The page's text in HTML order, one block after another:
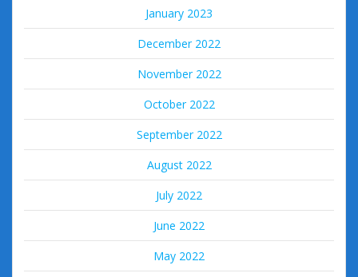
January 2023
December 2022
November 2022
October 2022
September 2022
August 2022
July 2022
June 2022
May 2022